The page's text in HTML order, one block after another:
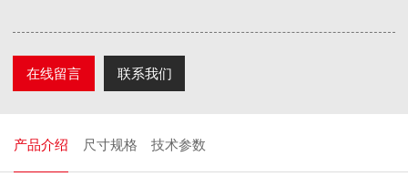
在线留言 联系我们
产品介绍 尺寸规格 技术参数